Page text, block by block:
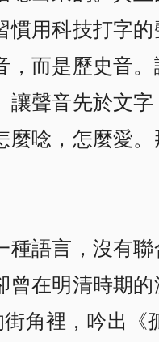
慣用科技打字
，而是歷史音
讓聲音先於文
麼唸，怎麼愛
種語言，沒有
曾在明清時期
角裡，吟出《